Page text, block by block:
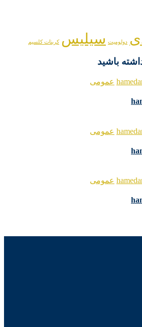
دولومیت سیلیس کربنات کلسیم
باشید
عمومی
عمومی
عمومی